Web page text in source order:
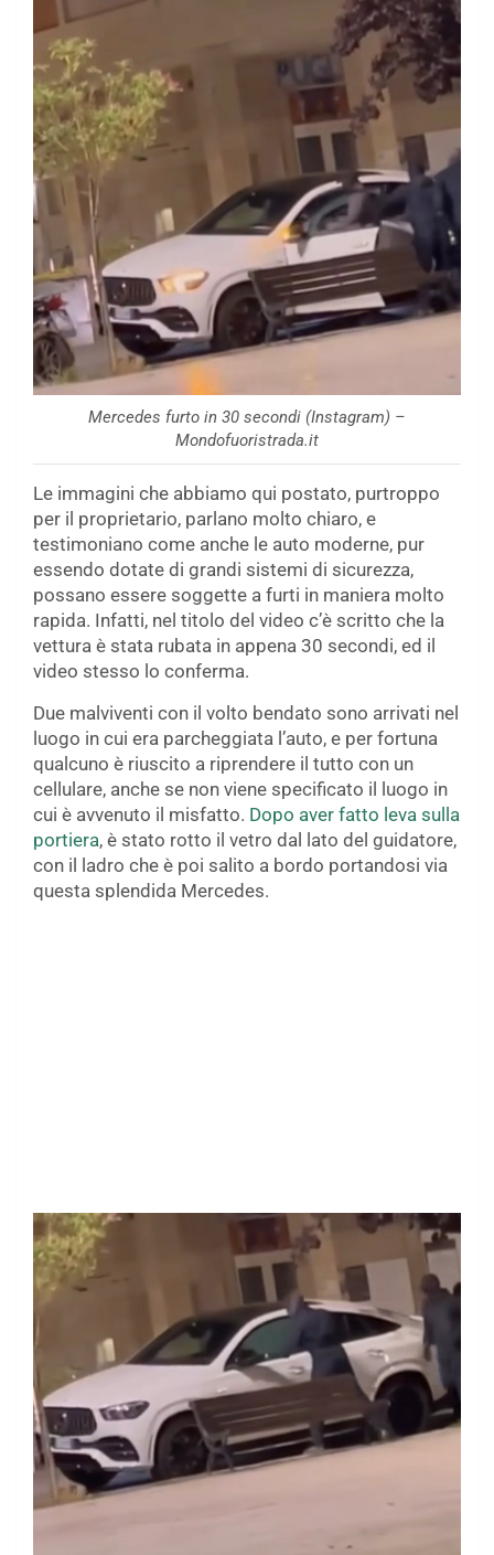
Mercedes furto in 30 secondi (Instagram) –
Mondofuoristrada.it
Le immagini che abbiamo qui postato, purtroppo
per il proprietario, parlano molto chiaro, e
testimoniano come anche le auto moderne, pur
essendo dotate di grandi sistemi di sicurezza,
possano essere soggette a furti in maniera molto
rapida. Infatti, nel titolo del video c’è scritto che la
vettura è stata rubata in appena 30 secondi, ed il
video stesso lo conferma.
Due malviventi con il volto bendato sono arrivati nel
luogo in cui era parcheggiata l’auto, e per fortuna
qualcuno è riuscito a riprendere il tutto con un
cellulare, anche se non viene specificato il luogo in
cui è avvenuto il misfatto. Dopo aver fatto leva sulla
portiera, è stato rotto il vetro dal lato del guidatore,
con il ladro che è poi salito a bordo portandosi via
questa splendida Mercedes.